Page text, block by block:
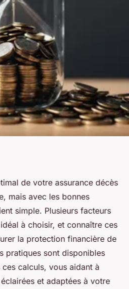
optimal
décès
de lecture
de votre assurance décès
mais avec les bonnes
simple. Plusieurs facteurs
à choisir, et connaître ces
la protection financière de
pratiques sont disponibles
calculs, vous aidant à
et adaptées à votre